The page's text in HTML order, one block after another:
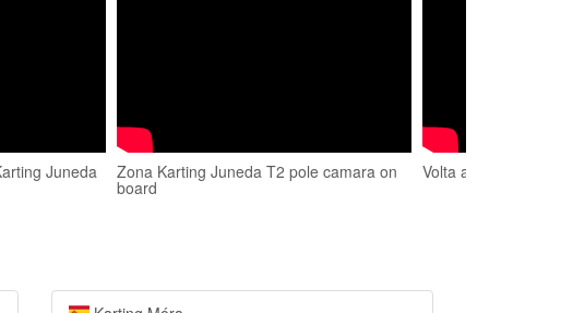
Juneda Zona Karting Juneda T2 pole camara on
board
Volta al circuit de